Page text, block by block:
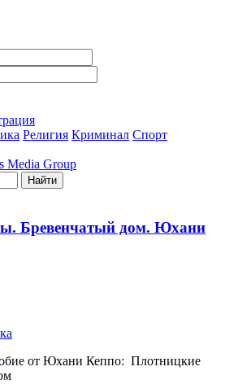
Религия Криминал Спорт
Media Group
Найти
Бревенчатый дом. Юхани
от Юхани Кеппо: Плотницкие